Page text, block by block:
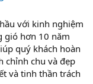
với kinh nghiệm
gió hơn 10 năm
quý khách hoàn
chỉnh chu và đẹp
và tinh thần trách